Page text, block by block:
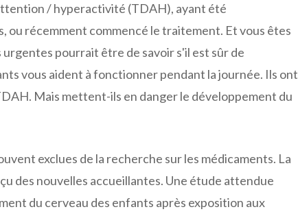
/ hyperactivité (TDAH), ayant été
ou récemment commencé le traitement. Et vous êtes
pourrait être de savoir s'il est sûr de
vous aident à fonctionner pendant la journée. Ils ont
Mais mettent-ils en danger le développement du
exclues de la recherche sur les médicaments. La
des nouvelles accueillantes. Une étude attendue
du cerveau des enfants après exposition aux